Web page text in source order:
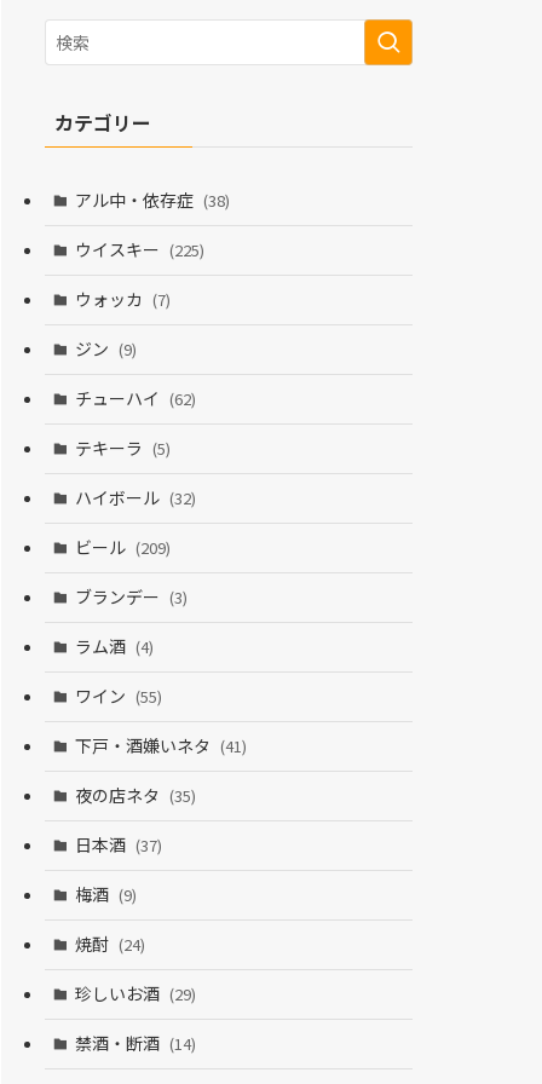
カテゴリー
アル中・依存症 (38)
ウイスキー (225)
ウォッカ (7)
ジン (9)
チューハイ (62)
テキーラ (5)
ハイボール (32)
ビール (209)
ブランデー (3)
ラム酒 (4)
ワイン (55)
下戸・酒嫌いネタ (41)
夜の店ネタ (35)
日本酒 (37)
梅酒 (9)
焼酎 (24)
珍しいお酒 (29)
禁酒・断酒 (14)